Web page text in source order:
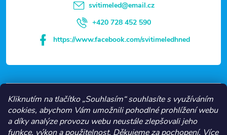
Kliknutím na tlačítko „Souhlasím“ souhlasíte s využíváním
cookies, abychom Vám umožnili pohodlné prohlížení webu
a díky analýze provozu webu neustále zlepšovali jeho
funkce, výkon a použitelnost. Děkujeme za pochopení. Více
VŠE O NÁKUPU
NEJČASTĚJŠÍ KATEGORIE
svitimeled@email.cz
+420 728 452 590
https://www.facebook.com/svitimeledhned